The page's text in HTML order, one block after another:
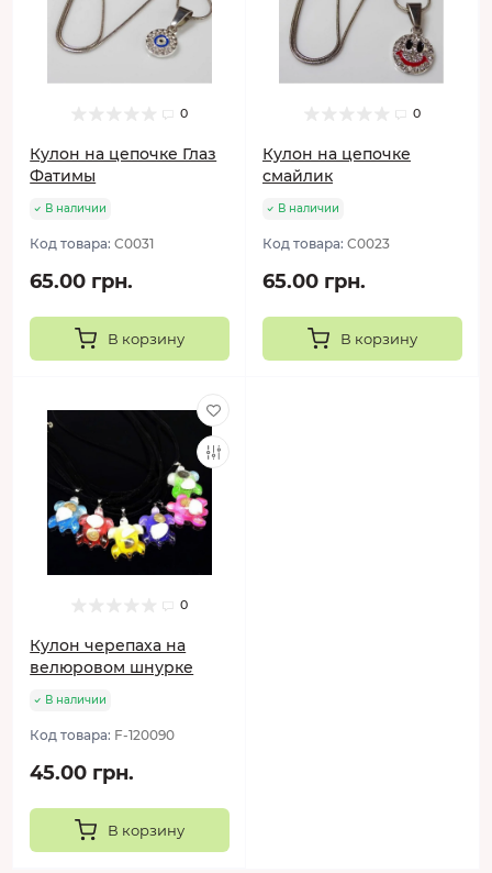
0
Кулон на цепочке Глаз
Фатимы
В наличии
Код товара:C0031
65.00 грн.
В корзину
0
Кулон на цепочке
смайлик
В наличии
Код товара: C0023
65.00 грн.
В корзину
0
Кулон черепаха на
велюровом шнурке
В наличии
Код товара: F-120090
45.00 грн.
В корзину